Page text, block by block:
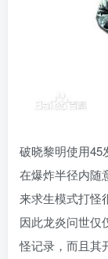
破晓黎明使用45
在爆炸半径内随
来求生模式打怪
因此龙炎问世仅
怪记录，而且其